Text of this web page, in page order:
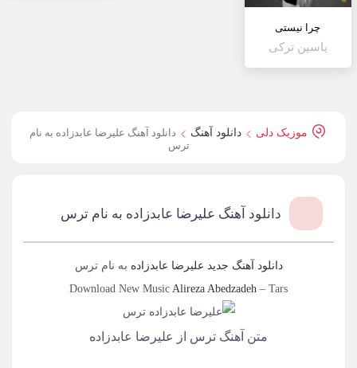
چرا نیستی
یاسین ترکی
موزیک دلی دانلود آهنگ
دانلود آهنگ علیرضا عابدزاده به نام
ترس
دانلود آهنگ علیرضا عابدزاده به نام ترس
دانلود آهنگ جدید علیرضا عابدزاده به نامترس
Download New Music Alireza Abedzadeh – Tars
متن آهنگ ترس از علیرضا عابدزاده